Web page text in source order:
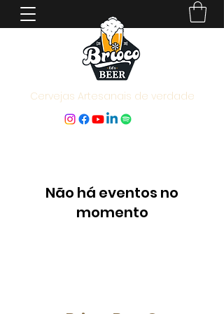
Cervejas Artesanais de verdade
Não há eventos no
momento